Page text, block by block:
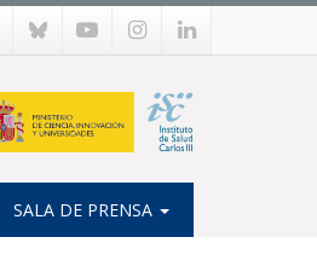
SALA DE PRENSA